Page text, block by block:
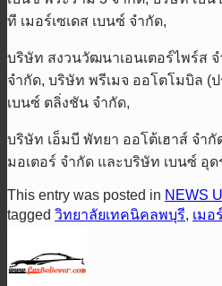
ที เมอร์เซเดส เบนซ์ จำกัด,
บริษัท สงวนวัฒนาเอนเตอร์ไพร์ส
จำกัด, บริษัท พรีเมจ ออโตโมบิล (
เบนซ์ ตลิ่งชัน จำกัด,
บริษัท เอ็มบี พัทยา ออโต้เฮาส์ จำ
มอเตอร์ จำกัด และบริษัท เบนซ์ อุ
This entry was posted in NEWS
tagged วิทยาลัยเทคนิคลพบุรี, เมอ